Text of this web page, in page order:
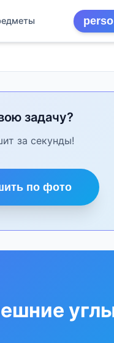
задачу?
за секунды!
по фото